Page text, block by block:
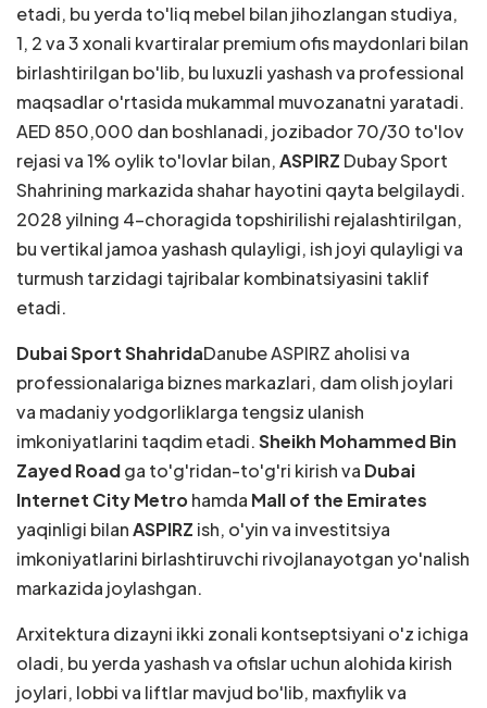
etadi, bu yerda to'liq mebel bilan jihozlangan studiya,
1, 2 va 3 xonali kvartiralar premium ofis maydonlari bilan
birlashtirilgan bo'lib, bu luxuzli yashash va professional
maqsadlar o'rtasida mukammal muvozanatni yaratadi.
AED 850,000 dan boshlanadi, jozibador 70/30 to'lov
rejasi va 1% oylik to'lovlar bilan,ASPIRZ Dubay Sport
Shahrining markazida shahar hayotini qayta belgilaydi.
2028 yilning 4-choragida topshirilishi rejalashtirilgan,
bu vertikal jamoa yashash qulayligi, ish joyi qulayligi va
turmush tarzidagi tajribalar kombinatsiyasini taklif
etadi.
Dubai Sport ShahridaDanube ASPIRZ aholisi va
professionalariga biznes markazlari, dam olish joylari
va madaniy yodgorliklarga tengsiz ulanish
imkoniyatlarini taqdim etadi.Sheikh Mohammed Bin
Zayed Roadga to'g'ridan-to'g'ri kirish va Dubai
Internet City Metrohamda Mall of the Emirates
yaqinligi bilanASPIRZ ish, o'yin va investitsiya
imkoniyatlarini birlashtiruvchi rivojlanayotgan yo'nalish
markazida joylashgan.
Arxitektura dizayni ikki zonali kontseptsiyani o'z ichiga
oladi, bu yerda yashash va ofislar uchun alohida kirish
joylari, lobbi va liftlar mavjud bo'lib, maxfiylik va